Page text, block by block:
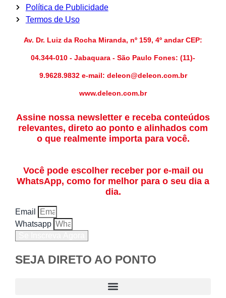
Política de Publicidade
Termos de Uso
Av. Dr. Luiz da Rocha Miranda, nº 159, 4º andar CEP:
04.344-010 - Jabaquara - São Paulo Fones: (11)-
9.9628.9832 e-mail: deleon@deleon.com.br
www.deleon.com.br
Assine nossa newsletter e receba conteúdos
relevantes, direto ao ponto e alinhados com
o que realmente importa para você.
Você pode escolher receber por e-mail ou
WhatsApp, como for melhor para o seu dia a
dia.
Email
Whatsapp
SEJA DIRETO AO PONTO